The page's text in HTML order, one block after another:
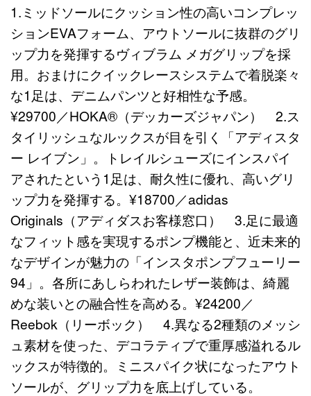
1.ミッドソールにクッション性の高いコンプレッ
ションEVAフォーム、アウトソールに抜群のグリ
ップ力を発揮するヴィブラム メガグリップを採
用。おまけにクイックレースシステムで着脱楽々
な1足は、デニムパンツと好相性な予感。
¥29700／HOKA®（デッカーズジャパン） 2.ス
タイリッシュなルックスが目を引く「アディスタ
ー レイブン」。トレイルシューズにインスパイ
アされたという1足は、耐久性に優れ、高いグリ
ップ力を発揮する。¥18700／adidas
Originals（アディダスお客様窓口） 3.足に最適
なフィット感を実現するポンプ機能と、近未来的
なデザインが魅力の「インスタポンプフューリー
94」。各所にあしらわれたレザー装飾は、綺麗
めな装いとの融合性を高める。¥24200／
Reebok（リーボック） 4.異なる2種類のメッシ
ュ素材を使った、デコラティブで重厚感溢れるル
ックスが特徴的。ミニスパイク状になったアウト
ソールが、グリップ力を底上げしている。